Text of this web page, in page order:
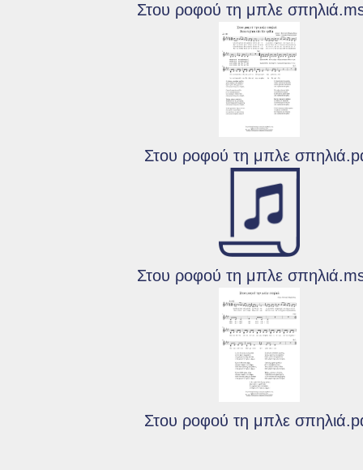
Στου ροφού τη μπλε
Στου ροφού τη μπλε
Στου ροφού τη μπλε
Στου ροφού τη μπλε